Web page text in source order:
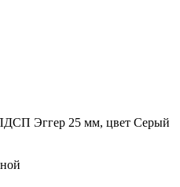
Эггер 25 мм, цвет Серый